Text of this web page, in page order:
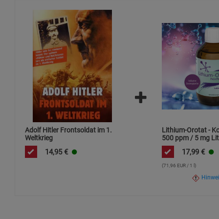
Adolf Hitler Frontsoldat im 1.
Weltkrieg
14,95 €
Lithium-Orotat -
500 ppm / 5 mg
ml / hochdosiert
17,99 €
(71,96 EUR / 1 l)